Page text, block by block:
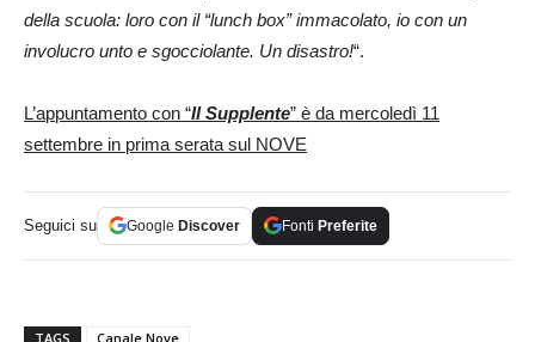
della scuola: loro con il “lunch box” immacolato, io con un
involucro unto e sgocciolante. Un disastro!“.
L’appuntamento con “Il Supplente” è da mercoledì 11
settembre in prima serata sul NOVE
Seguici su Google Discover Fonti Preferite
TAGS Canale Nove